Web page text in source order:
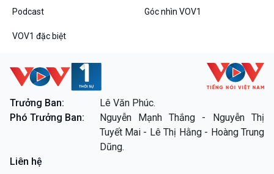
Podcast Góc nhìn VOV1
VOV1 đặc biệt
Trưởng Ban:
Lê Văn Phúc.
Phó Trưởng Ban:
Nguyễn Mạnh Thắng - Nguyễn Thị
Tuyết Mai - Lê Thị Hằng - Hoàng Trung
Dũng.
Liên hệ